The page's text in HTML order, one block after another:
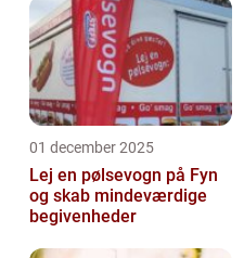
01 december 2025
Lej en pølsevogn på Fyn
og skab mindeværdige
begivenheder